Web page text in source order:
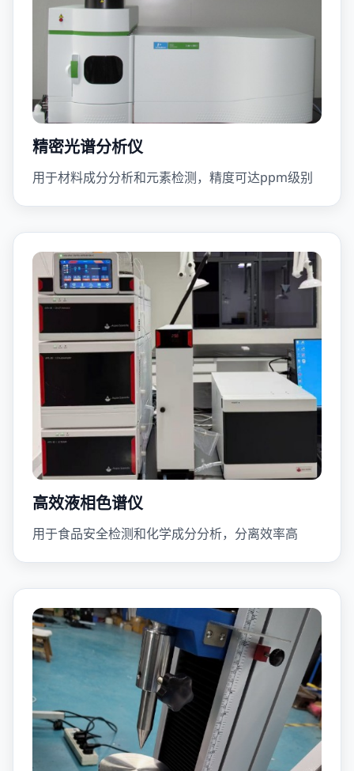
精密光谱分析仪
用于材料成分分析和元素检测，精度可达ppm级别
高效液相色谱仪
用于食品安全检测和化学成分分析，分离效率高